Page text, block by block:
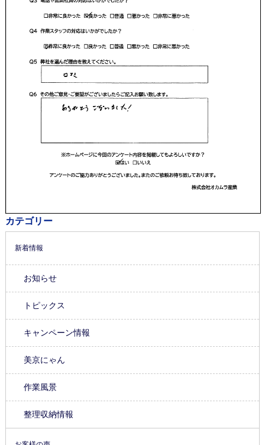
カテゴリー
新着情報
お知らせ
トピックス
キャンペーン情報
美京にゃん
作業風景
整理収納情報